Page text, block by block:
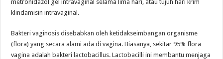
metronidazol gel intravaginal selama lima hari, atau tujuh hari krim
klindamisin intravaginal.
Bakteri vaginosis disebabkan oleh ketidakseimbangan organisme
(flora) yang secara alami ada di vagina. Biasanya, sekitar 95% flora
vagina adalah bakteri lactobacillus. Lactobacilli ini membantu menjaga